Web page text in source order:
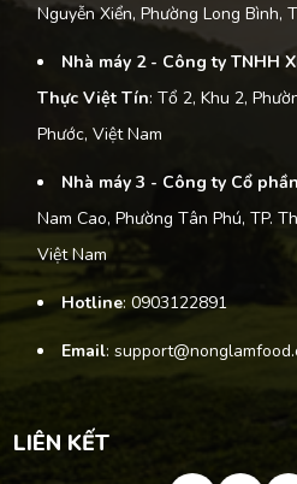
chọn
HTV9 Tự Hào
14
15
Nghệ sĩ Việt
Nguyễn Xiển, Phường Long Bình,
Nhà máy 2 - Công ty TNHH
Thực Việt Tín: Tổ 2, Khu 2,
Phước, Việt Nam
Nhà máy 3 - Công ty Cổ
Nam Cao, Phường Tân Phú, TP.
Việt Nam
Hotline: 0903122891
Email:
LIÊN KẾT